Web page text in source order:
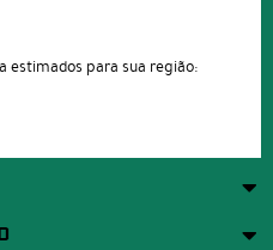
estimados para sua região: